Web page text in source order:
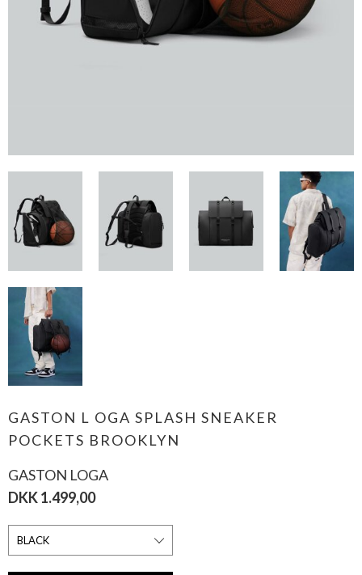
GASTON L OGA SPLASH SNEAKER
POCKETS BROOKLYN
GASTON LOGA
DKK 1.499,00